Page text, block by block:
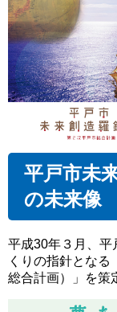
平戸市未
の未来像
平成30年３月、平
くりの指針とな
総合計画）」を策